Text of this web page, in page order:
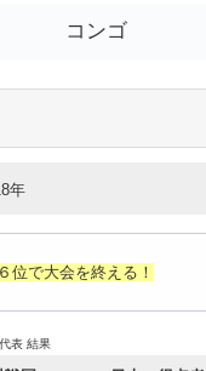
コンゴ
年
位で大会を終える！
表 結果